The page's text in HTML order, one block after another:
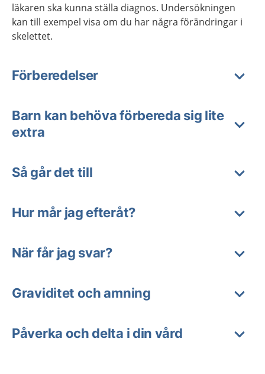
läkaren ska kunna ställa diagnos. Undersökningen
kan till exempel visa om du har några förändringar i
skelettet.
Förberedelser
Barn kan behöva förbereda sig lite
extra
Så går det till
Hur mår jag efteråt?
När får jag svar?
Graviditet och amning
Påverka och delta i din vård